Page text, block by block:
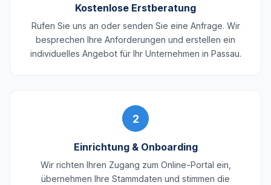
Kostenlose Erstberatung
Rufen Sie uns an oder senden Sie eine Anfrage. Wir
besprechen Ihre Anforderungen und erstellen ein
individuelles Angebot für Ihr Unternehmen in Passau.
2
Einrichtung & Onboarding
Wir richten Ihren Zugang zum Online-Portal ein,
übernehmen Ihre Stammdaten und stimmen die